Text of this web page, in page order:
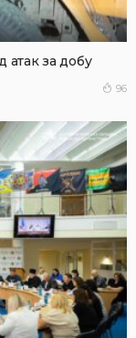
атак за добу
96